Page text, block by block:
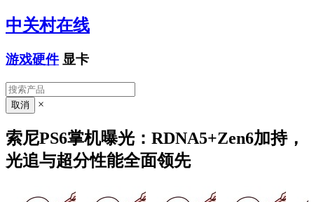
中关村在线
游戏硬件 显卡
×
索尼PS6掌机曝光：RDNA5+Zen6加持，
光追与超分性能全面领先